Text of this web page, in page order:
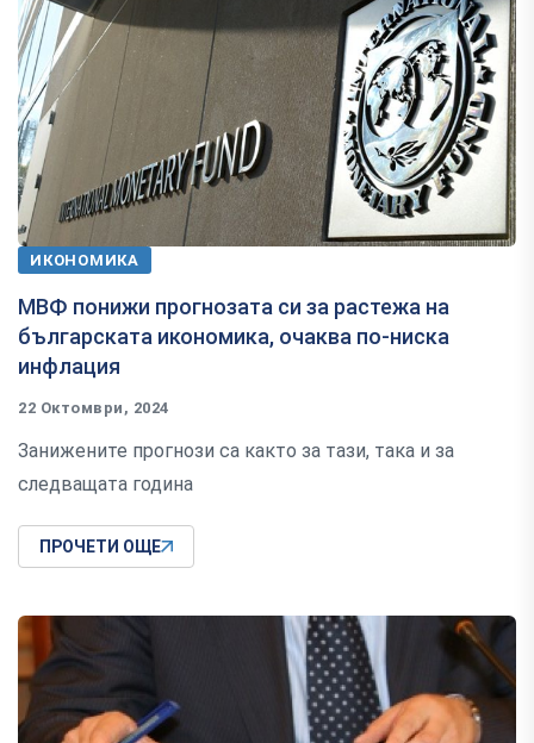
ИКОНОМИКА
МВФ понижи прогнозата си за растежа на
българската икономика, очаква по-ниска
инфлация
22 Октомври, 2024
Занижените прогнози са както за тази, така и за
следващата година
ПРОЧЕТИ ОЩЕ